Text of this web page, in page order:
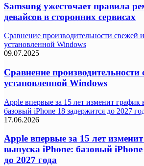
Samsung ужесточает правила
девайсов в сторонних сервисах
Сравнение производительности свежей
установленной Windows
09.07.2025
Сравнение производительности
установленной Windows
Apple впервые за 15 лет изменит график
базовый iPhone 18 задержится до 2027
17.06.2026
Apple впервые за 15 лет
выпуска iPhone: базовый iPhone
до 2027 года